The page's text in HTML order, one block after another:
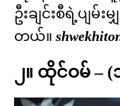
ဦးချင်းစီရဲ့ပျမ်း
တယ်။
၂။ ထိုင်ဝမ် –